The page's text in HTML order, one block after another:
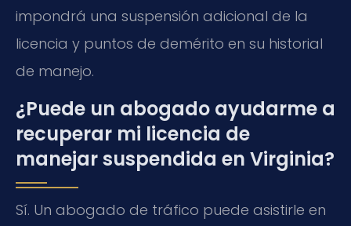
impondrá una suspensión adicional de la
licencia y puntos de demérito en su historial
de manejo.
¿Puede un abogado ayudarme a
recuperar mi licencia de
manejar suspendida en Virginia?
Sí. Un abogado de tráfico puede asistirle en